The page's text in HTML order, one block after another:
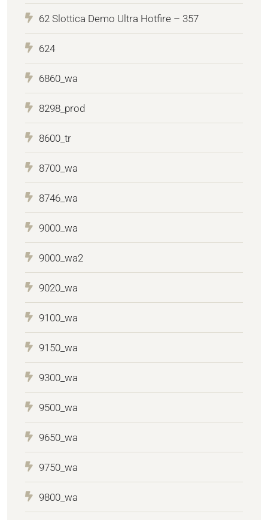
62 Slottica Demo Ultra Hotfire – 357
624
6860_wa
8298_prod
8600_tr
8700_wa
8746_wa
9000_wa
9000_wa2
9020_wa
9100_wa
9150_wa
9300_wa
9500_wa
9650_wa
9750_wa
9800_wa